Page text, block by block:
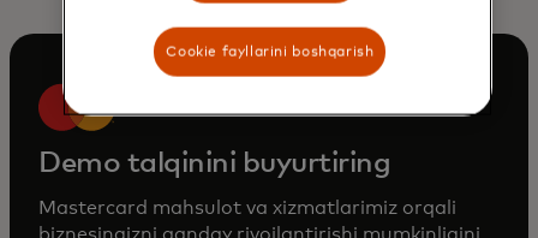
Demo talqinini buyurtiring
Mastercard mahsulot va xizmatlarimiz orqali
Cookie fayllarini boshqarish